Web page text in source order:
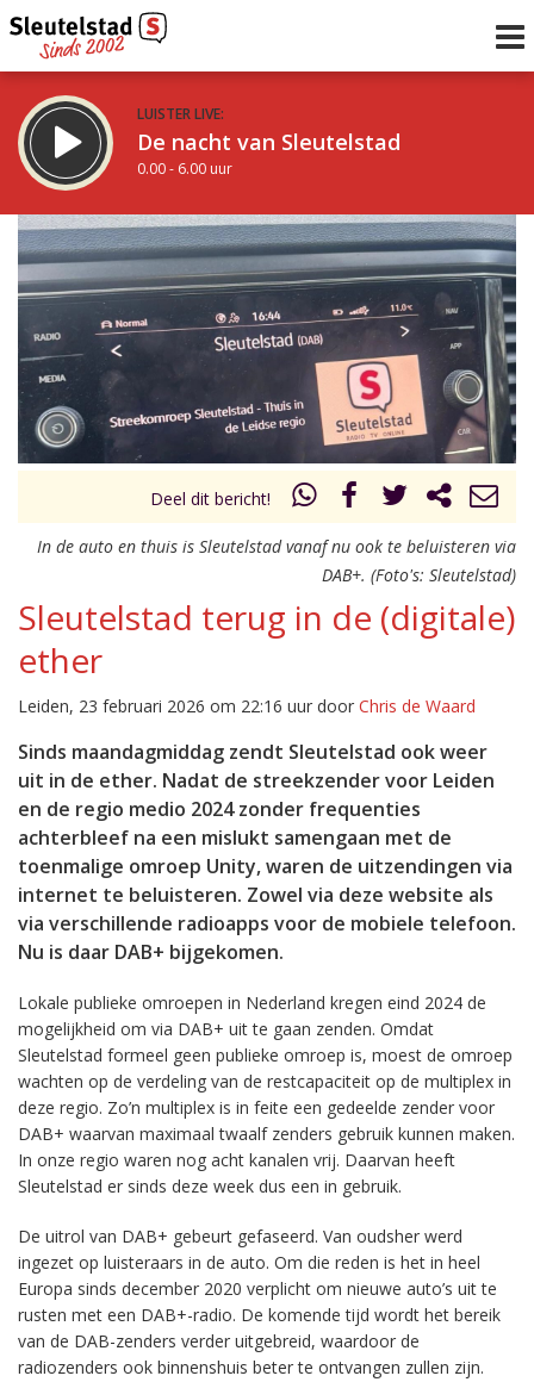
LUISTER LIVE:
De nacht van Sleutelstad
0.00 - 6.00 uur
STRAKS:
De ochtend van Sleutelstad
6.00 - 12.00 uur
Vorig uur
uur 1 van 0 Volgend uur
Deel dit bericht!
In de auto en thuis is Sleutelstad vanaf nu ook te beluisteren via
DAB+. (Foto's: Sleutelstad)
Sleutelstad terug in de (digitale)
ether
Leiden, 23 februari 2026 om 22:16 uur door Chris de Waard
Sinds maandagmiddag zendt Sleutelstad ook weer
uit in de ether. Nadat de streekzender voor Leiden
en de regio medio 2024 zonder frequenties
achterbleef na een mislukt samengaan met de
toenmalige omroep Unity, waren de uitzendingen via
internet te beluisteren. Zowel via deze website als
via verschillende radioapps voor de mobiele telefoon.
Nu is daar DAB+ bijgekomen.
Lokale publieke omroepen in Nederland kregen eind 2024 de
mogelijkheid om via DAB+ uit te gaan zenden. Omdat
Sleutelstad formeel geen publieke omroep is, moest de omroep
wachten op de verdeling van de restcapaciteit op de multiplex in
deze regio. Zo’n multiplex is in feite een gedeelde zender voor
DAB+ waarvan maximaal twaalf zenders gebruik kunnen maken.
In onze regio waren nog acht kanalen vrij. Daarvan heeft
Sleutelstad er sinds deze week dus een in gebruik.
De uitrol van DAB+ gebeurt gefaseerd. Van oudsher werd
ingezet op luisteraars in de auto. Om die reden is het in heel
Europa sinds december 2020 verplicht om nieuwe auto’s uit te
rusten met een DAB+-radio. De komende tijd wordt het bereik
van de DAB-zenders verder uitgebreid, waardoor de
radiozenders ook binnenshuis beter te ontvangen zullen zijn.